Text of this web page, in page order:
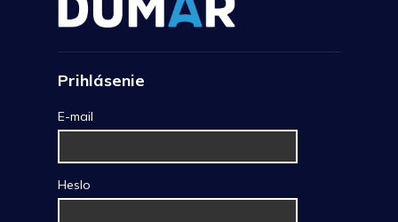
Prihlásenie
E-mail
Heslo